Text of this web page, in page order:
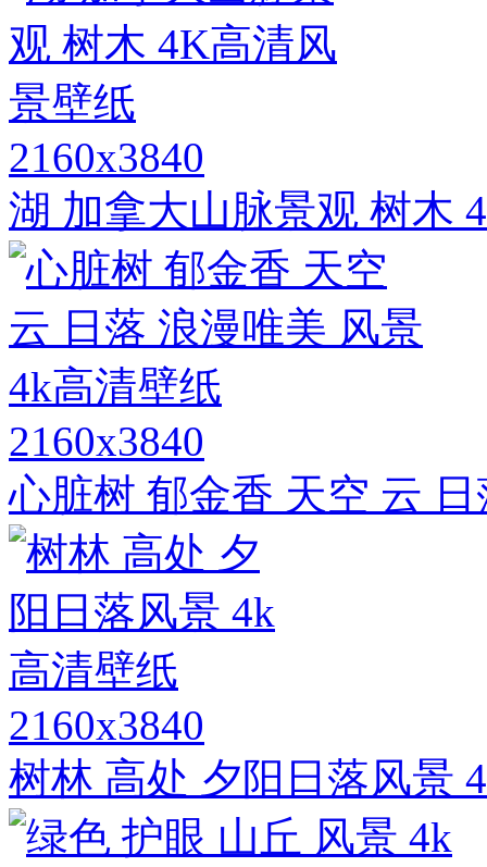
2160x3840
湖 加拿大山脉景观 树木
2160x3840
心脏树 郁金香 天空 云
2160x3840
树林 高处 夕阳日落风景